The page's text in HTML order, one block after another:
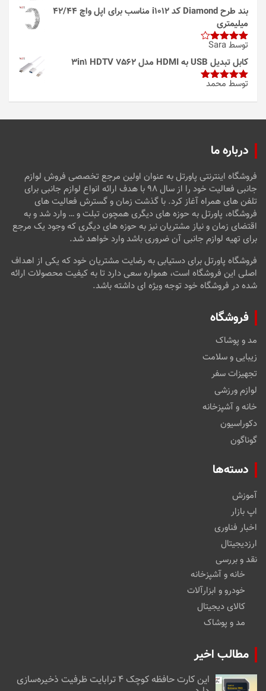
بند طرح Diamond کد i1012 مناسب برای اپل واچ 42/44
میلیمتری
امتیاز4
از 5
توسط Sara
کابل تبدیل USB به HDMI مدل 3in1 HDTV 7562
امتیاز5از
توسط محمد
درباره ما
فروشگاه اینترنتی پاورتل به عنوان اولین مرجع تخصصی فروش لوازم
جانبی فعالیت خود را از سال ۹۸ با هدف ارائه انواع لوازم جانبی برای
تلفن های همراه آغاز کرد. با گذشت زمان و گسترش فعالیت های
فروشگاه، پاورتل به حوزه های دیگری همچون تبلت و … وارد شد و به
اقتضای زمان و نیاز مشتریان نیز به حوزه های دیگری که وجود یک مرجع
برای تهیه لوازم جانبی آن ضروری باشد وارد خواهد شد.
فروشگاه پاورتل برای دستیابی به رضایت مشتریان خود که یکی از اهداف
اصلی این فروشگاه است، همواره سعی دارد تا به کیفیت محصولات ارائه
شده در فروشگاه خود توجه ویژه ای داشته باشد.
فروشگاه
مد و پوشاک
زیبایی و سلامت
تجهیزات سفر
لوازم ورزشی
خانه و آشپزخانه
دکوراسیون
گوناگون
دسته‌ها
آموزش
اپ بازار
اخبار فناوری
ارزدیجیتال
نقد و بررسی
خانه و آشپزخانه
خودرو و ابزارآلات
کالای دیجیتال
مد و پوشاک
مطالب اخیر
این کارت حافظه کوچک ۴ ترابایت ظرفیت ذخیره‌سازی